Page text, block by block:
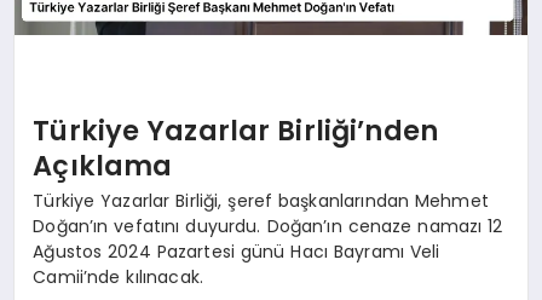
Türkiye Yazarlar Birliği’nden
Açıklama
Türkiye Yazarlar Birliği, şeref başkanlarından Mehmet
Doğan’ın vefatını duyurdu. Doğan’ın cenaze namazı 12
Ağustos 2024 Pazartesi günü Hacı Bayramı Veli
Camii’nde kılınacak.